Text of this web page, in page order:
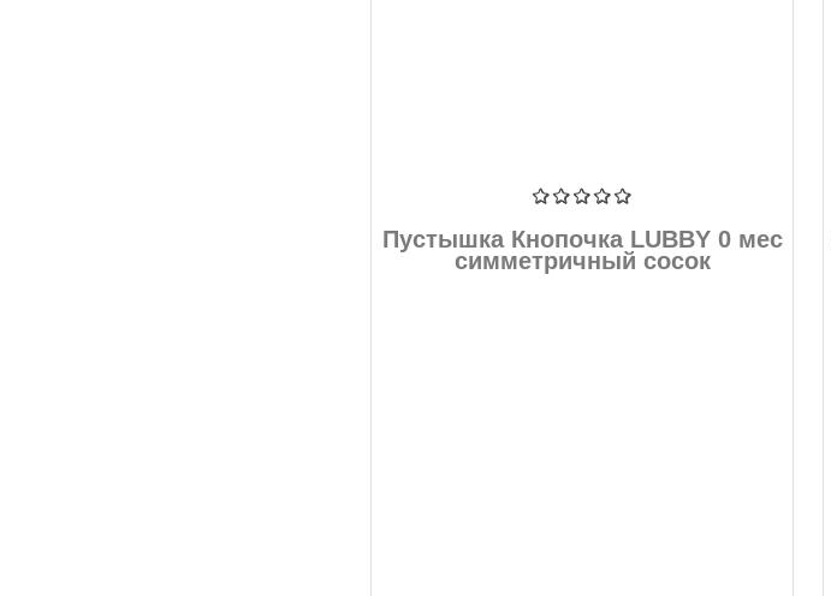
Пустышка Кнопочка LUBBY 0 мес
симметричный сосок